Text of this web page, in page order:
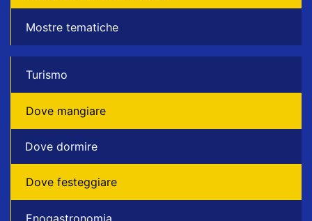
Mostre tematiche
Turismo
Dove mangiare
Dove dormire
Dove festeggiare